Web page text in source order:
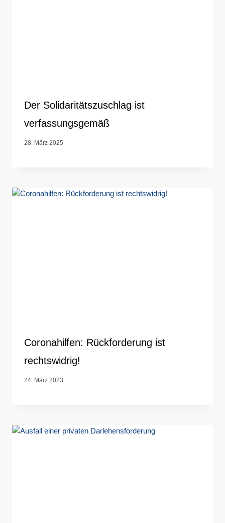
Der Solidaritätszuschlag ist
verfassungsgemäß
28. März 2025
Coronahilfen: Rückforderung ist
rechtswidrig!
24. März 2023